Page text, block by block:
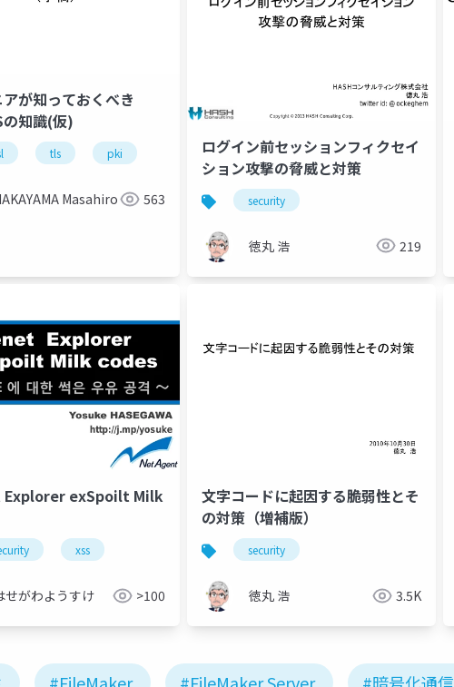
security
が知っておくべき
知識(仮)
tls pki
Masahiro 563
ログイン前セッションフィクセイ
ション攻撃の脅威と対策
security
徳丸 浩 219
xss
せがわようすけ >100
文字コードに起因する脆弱性とそ
の対策（増補版）
security
徳丸 浩 3.5K